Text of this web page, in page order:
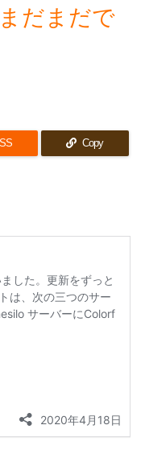
だまだで
Copy